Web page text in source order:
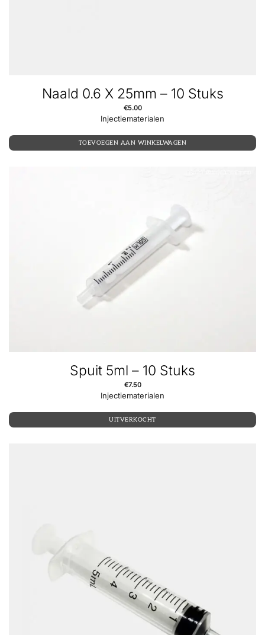
Naald 0.6 X 25mm – 10 Stuks
€5.00
Injectiematerialen
TOEVOEGEN AAN WINKELWAGEN
Spuit 5ml – 10 Stuks
€7.50
Injectiematerialen
UITVERKOCHT